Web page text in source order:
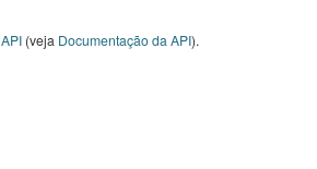
API(veja Documentação da API).